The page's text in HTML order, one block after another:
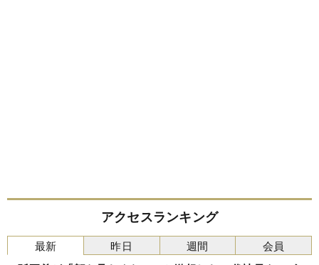
アクセスランキング
最新 昨日 週間 会員